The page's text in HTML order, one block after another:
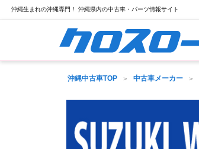
沖縄生まれの沖縄専門！ 沖縄県内の中古車・パーツ情報サイト
沖縄中古車TOP 中古車メーカー